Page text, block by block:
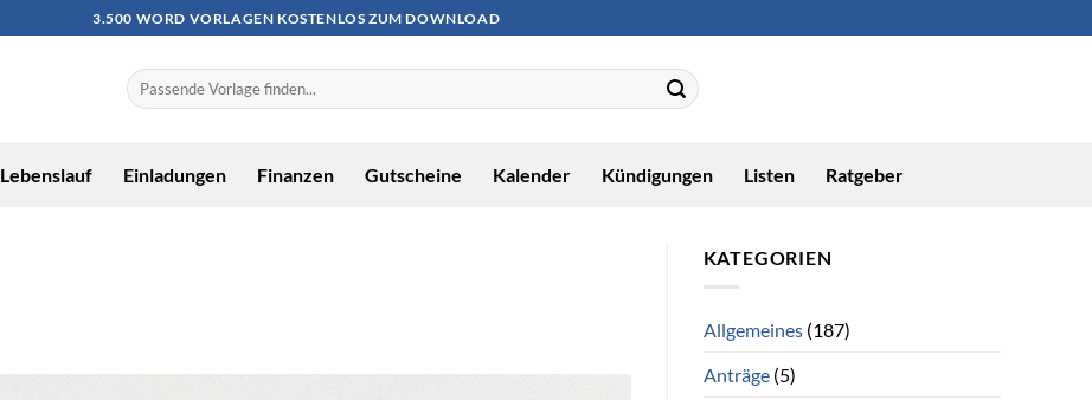
3.500 WORD VORLAGEN KOSTENLOS ZUM DOWNLOAD
Lebenslauf Einladungen Finanzen Gutscheine Kalender Kündigungen Listen Ratgeber
KATEGORIEN
Allgemeines(187)
Anträge(5)